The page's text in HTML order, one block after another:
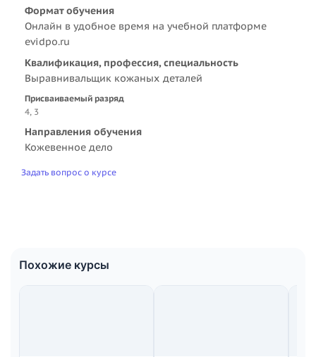
Формат обучения
Онлайн в удобное время на учебной платформе
evidpo.ru
Квалификация, профессия, специальность
Выравнивальщик кожаных деталей
Присваиваемый разряд
4, 3
Направления обучения
Кожевенное дело
Задать вопрос о курсе
Похожие курсы